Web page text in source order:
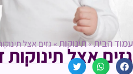
עמוד הבית»תינוקות»גזים אצל גזים אצל